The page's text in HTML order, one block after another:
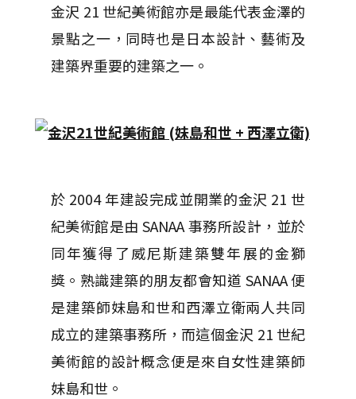
金沢 21 世紀美術館亦是最能代表金澤的
景點之一，同時也是日本設計、藝術及
建築界重要的建築之一。
於 2004 年建設完成並開業的金沢 21 世
紀美術館是由 SANAA 事務所設計，並於
同年獲得了威尼斯建築雙年展的金獅
獎。熟識建築的朋友都會知道 SANAA 便
是建築師妹島和世和西澤立衛兩人共同
成立的建築事務所，而這個金沢 21 世紀
美術館的設計概念便是來自女性建築師
妹島和世。